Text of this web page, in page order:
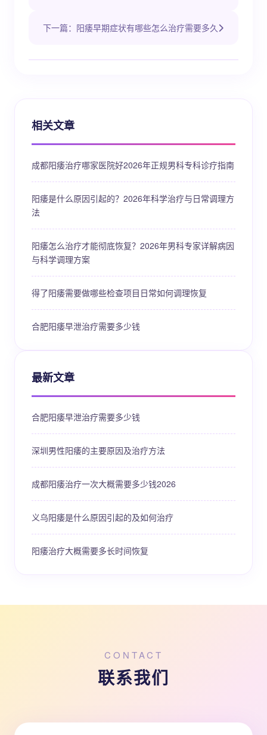
下一篇：阳痿早期症状有哪些怎么治疗需要多久
相关文章
成都阳痿治疗哪家医院好2026年正规男科专科诊疗指南
阳痿是什么原因引起的？2026年科学治疗与日常调理方
法
阳痿怎么治疗才能彻底恢复？2026年男科专家详解病因
与科学调理方案
得了阳痿需要做哪些检查项目日常如何调理恢复
合肥阳痿早泄治疗需要多少钱
最新文章
合肥阳痿早泄治疗需要多少钱
深圳男性阳痿的主要原因及治疗方法
成都阳痿治疗一次大概需要多少钱2026
义乌阳痿是什么原因引起的及如何治疗
阳痿治疗大概需要多长时间恢复
CONTACT
联系我们